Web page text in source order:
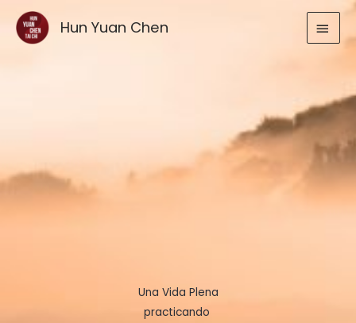
contenido
Hun Yuan Chen
Una Vida Plena
practicando